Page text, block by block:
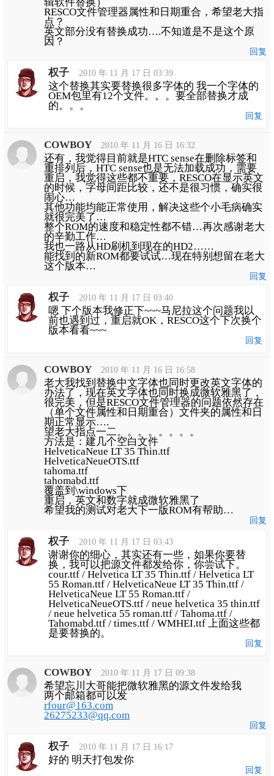
辑软件替换）
RESCO文件管理器属性和日期重合，希望老大指
点？
英文部分没有替换成功….不知道是不是这个原
因？
回复
权子 2010 年 11 月 17 日 03:39
这个替换其实要替换很多字体的 我一个字体的
OEM包里有12个文件。。。要全部替换才成
的。。。
回复
COWBOY 2010 年 11 月 16 日 16:32
还有，我觉得目前就是HTC sense在删除标签和
重排列后，HTC sense也是无法加载成功，需要
重启，我觉得这些都不重要，RESCO在显示英文
的时候，字母间距比较，还不是很习惯，确实很
闹心…
其他功能均能正常使用，解决这些个小毛病确实
就很完美了…
整个ROM的速度和稳定性都不错…再次感谢老大
的辛勤工作…
我也一路从HD刷机到现在的HD2……
能找到的新ROM都要试试…现在特别想留在老大
这个版本…
回复
权子 2010 年 11 月 17 日 03:40
嗯 下个版本我修正下~~~马尼拉这个问题我以
前也遇到过，重启就OK，RESCO这个下次换个
版本看看~~~
回复
COWBOY 2010 年 11 月 16 日 16:58
老大我找到替换中文字体也同时更改英文字体的
办法了，现在英文字体也同时换成微软雅黑了，
很完美，但是RESCO文件管理器的问题依然存在
（单个文件属性和日期重合）文件夹的属性和日
期正常显示….
望老大指点一二。。。。。。。。
方法是：建几个空白文件
HelveticaNeue LT 35 Thin.ttf
HelveticaNeueOTS.ttf
tahoma.ttf
tahomabd.ttf
覆盖到\windows下
重启，英文和数字就成微软雅黑了
希望我的测试对老大下一版ROM有帮助…
回复
权子 2010 年 11 月 17 日 03:43
谢谢你的细心，其实还有一些，如果你要替
换，我可以把源文件都发给你，你尝试下。
cour.ttf / Helvetica LT 35 Thin.ttf / Helvetica LT
55 Roman.ttf / HelveticaNeue LT 35 Thin.ttf /
HelveticaNeue LT 55 Roman.ttf /
HelveticaNeueOTS.ttf / neue helvetica 35 thin.ttf
/ neue helvetica 55 roman.ttf / Tahoma.ttf /
Tahomabd.ttf / times.ttf / WMHEI.ttf 上面这些都
是要替换的。
回复
COWBOY 2010 年 11 月 17 日 09:38
希望忘川大哥能把微软雅黑的源文件发给我
两个邮箱都可以发
rfour@163.com
26275233@qq.com
回复
权子 2010 年 11 月 17 日 16:17
好的 明天打包发你
回复